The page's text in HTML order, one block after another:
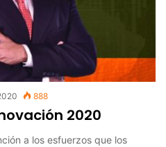
888
2020
a los esfuerzos que los